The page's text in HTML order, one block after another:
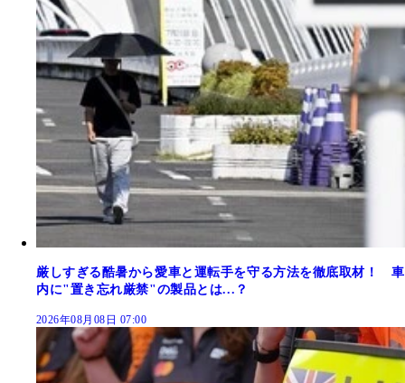
厳しすぎる酷暑から愛車と運転手を守る方法を徹底取材！ 車
内に"置き忘れ厳禁"の製品とは...？
2026年08月08日 07:00